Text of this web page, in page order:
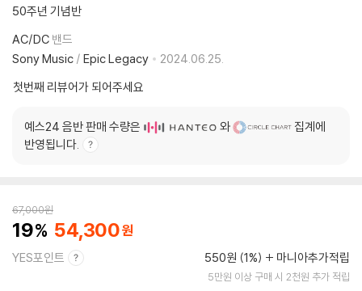
50주년 기념반
AC/DC 밴드
Sony Music / Epic Legacy
2024.06.25.
첫번째 리뷰어가 되어주세요
예스24 음반 판매 수량은 와
집계에
반영됩니다.
67,000원
19 54,300
YES포인트 550원 (1%) 마니아추가적립
5만원 이상 구매 시 2천원 추가 적립